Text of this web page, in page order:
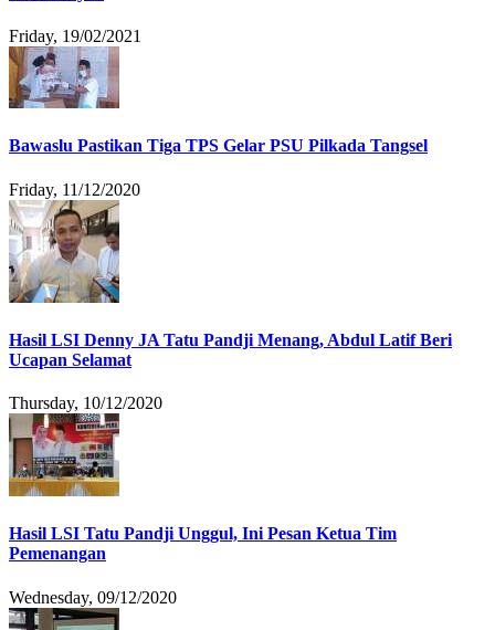
Friday, 19/02/2021
Bawaslu Pastikan Tiga TPS Gelar PSU Pilkada Tangsel
Friday, 11/12/2020
Hasil LSI Denny JA Tatu Pandji Menang, Abdul Latif Beri
Ucapan Selamat
Thursday, 10/12/2020
Hasil LSI Tatu Pandji Unggul, Ini Pesan Ketua Tim
Pemenangan
Wednesday, 09/12/2020